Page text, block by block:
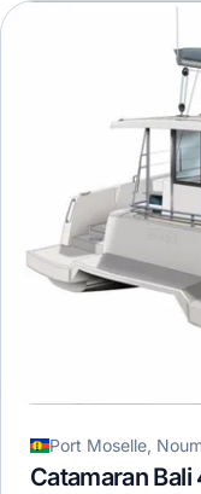
Port Moselle,
Catamaran Bali